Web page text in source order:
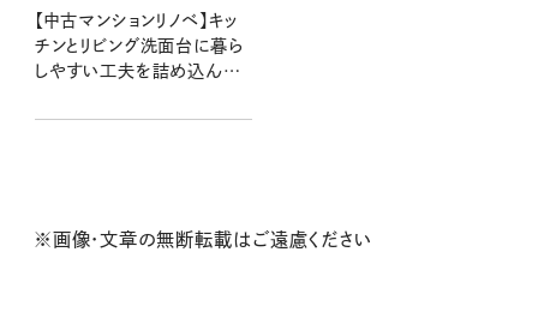
【中古マンションリノベ】キッ
チンとリビング洗面台に暮ら
しやすい工夫を詰め込んで：
ん宅 後編
※画像・文章の無断転載はご遠慮ください